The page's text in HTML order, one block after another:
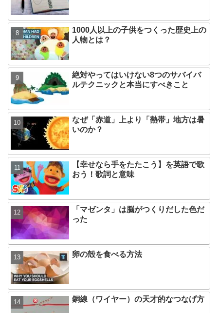
1000人以上の子供をつくった歴史上の
人物とは？
絶対やってはいけない8つのサバイバ
ルテクニックと本当にすべきこと
なぜ「赤道」上より「熱帯」地方は暑
いのか？
【幸せなら手をたたこう】を英語で歌
おう！歌詞と意味
「マゼンタ」は脳がつくりだした色だ
った
卵の殻を食べる方法
銅線（ワイヤー）の天才的なつなげ方